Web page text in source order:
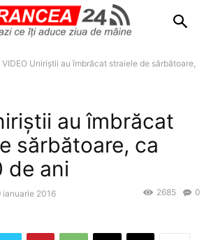
VIDEO Uniriștii au îmbrăcat straiele de sărbătoare,
au îmbrăcat
sărbătoare, ca
de ani
ianuarie 2016 0
2685